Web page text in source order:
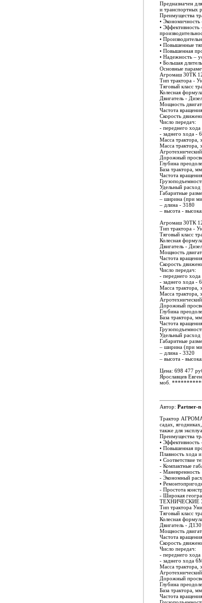
Предназначен
и транспортных
Преимущества
• Экономичность
• Эффективность
•
• Повышенные
• Повышенная
• Надежность –
• Большая
Основные
Агромаш 30ТК
Тип трактора -
Тяговый класс
Колесная
Двигатель -
Мощность
Частота
Скорость
Число передач:
- переднего хода
- заднего хода - 6
Масса трактора,
Масса трактора,
Дорожный
Глубина
База трактора,
Частота
Удельный
Габаритные
– ширина (при
– длина - 3180
– высота -
Агромаш 30ТК
Тип трактора -
Тяговый класс
Колесная
Двигатель -
Мощность
Частота
Скорость
Число передач:
- переднего хода
- заднего хода - 6
Масса трактора,
Масса трактора,
Дорожный
Глубина
База трактора,
Частота
Удельный
Габаритные
– ширина (при
– длина - 3320
– высота -
Цена: 698 477
Ярославцев
моб.
Автор: Partner-n
Трактор
садах,
также для
Преимущества
• Эффективность
• Повышенная
Плавность хода
• Соответствие
- Компактные
- Маневренность
- Экономный
•
- Простота
- Широкая
ТЕХНИЧЕСКИЕ
Тип трактора
Тяговый класс
Колесная
Двигатель -
Мощность
Частота
Скорость
Число передач:
- переднего хода
- заднего хода
Масса трактора,
Дорожный
Глубина
База трактора,
Частота